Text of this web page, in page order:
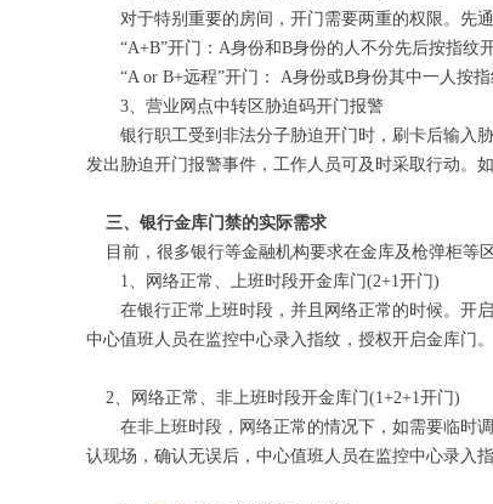
对于特别重要的房间，开门需要两重的权限。先通
“A+B”开门：A身份和B身份的人不分先后按指纹开
“A or B+远程”开门： A身份或B身份其中一人按指
3、营业网点中转区胁迫码开门报警
银行职工受到非法分子胁迫开门时，刷卡后输入胁
发出胁迫开门报警事件，工作人员可及时采取行动。如
三、银行金库门禁的实际需求
目前，很多银行等金融机构要求在金库及枪弹柜等
1、网络正常、上班时段开金库门(2+1开门)
在银行正常上班时段，并且网络正常的时候。开启
中心值班人员在监控中心录入指纹，授权开启金库门。
2、网络正常、非上班时段开金库门(1+2+1开门)
在非上班时段，网络正常的情况下，如需要临时调
认现场，确认无误后，中心值班人员在监控中心录入